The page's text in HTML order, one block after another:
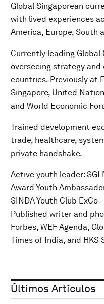
Global Singaporean
with lived experiences
America, Europe, South
Currently leading Global
overseeing strategy
countries. Previously at
Singapore, United
and World Economic
Trained development
trade, healthcare,
private handshake.
Active youth leader:
Award Youth
SINDA Youth Club ExCo
Published writer and
Forbes, WEF Agenda,
Times of India, and HKS
Últimos Artículos